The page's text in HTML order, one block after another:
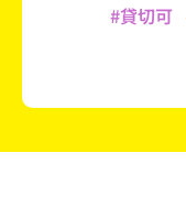
#貸切可